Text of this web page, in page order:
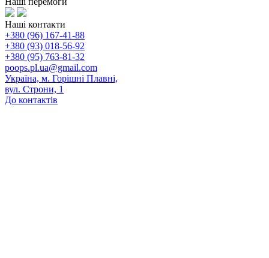
Наші контакти
+380 (96) 167-41-88
+380 (93) 018-56-92
+380 (95) 763-81-32
poops.pl.ua@gmail.com
Україна, м. Горішні Плавні,
вул. Строни, 1
До контактів